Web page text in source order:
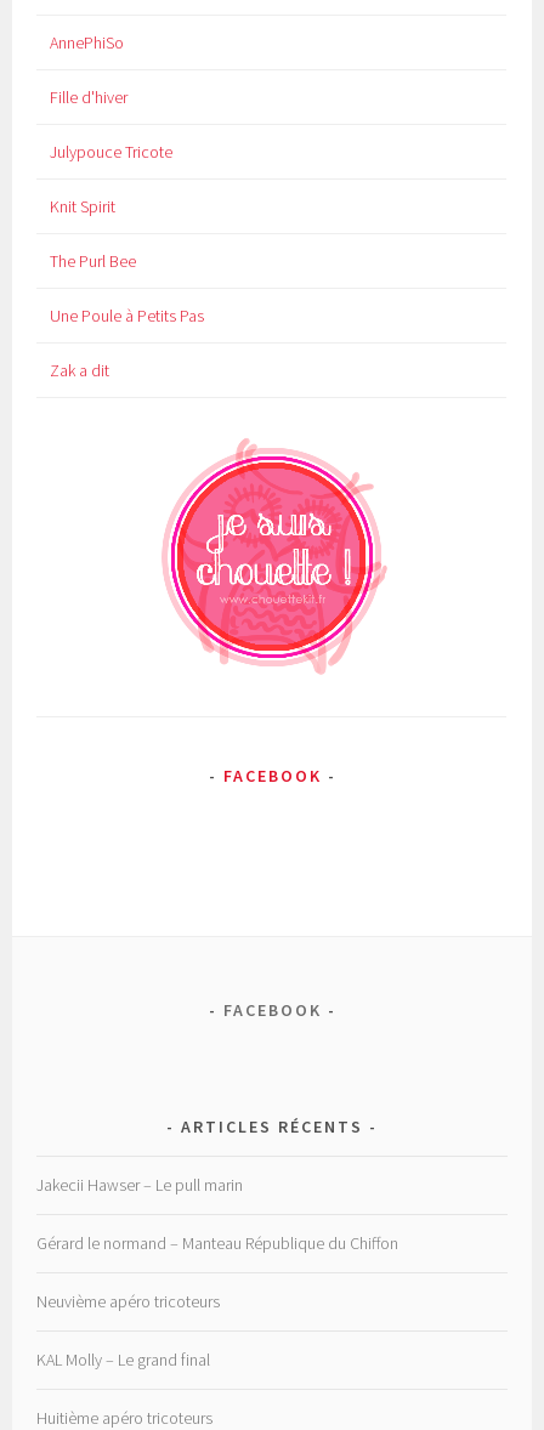
AnnePhiSo
Fille d'hiver
Julypouce Tricote
Knit Spirit
The Purl Bee
Une Poule à Petits Pas
Zak a dit
FACEBOOK
FACEBOOK
ARTICLES RÉCENTS
Jakecii Hawser – Le pull marin
Gérard le normand – Manteau République du Chiffon
Neuvième apéro tricoteurs
KAL Molly – Le grand final
Huitième apéro tricoteurs